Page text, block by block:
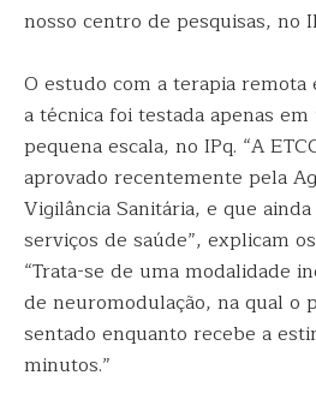
nosso centro de pesquisas, no
O estudo com a terapia
a técnica foi testada apenas
pequena escala, no IPq. “A
aprovado recentemente pela
Vigilância Sanitária, e que
serviços de saúde”, explicam
“Trata-se de uma modalidade
de neuromodulação, na qual o
sentado enquanto recebe a
minutos.”